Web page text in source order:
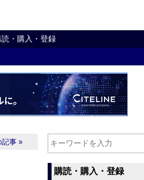
読・購入・登録
記事 »
購読・購入・登録